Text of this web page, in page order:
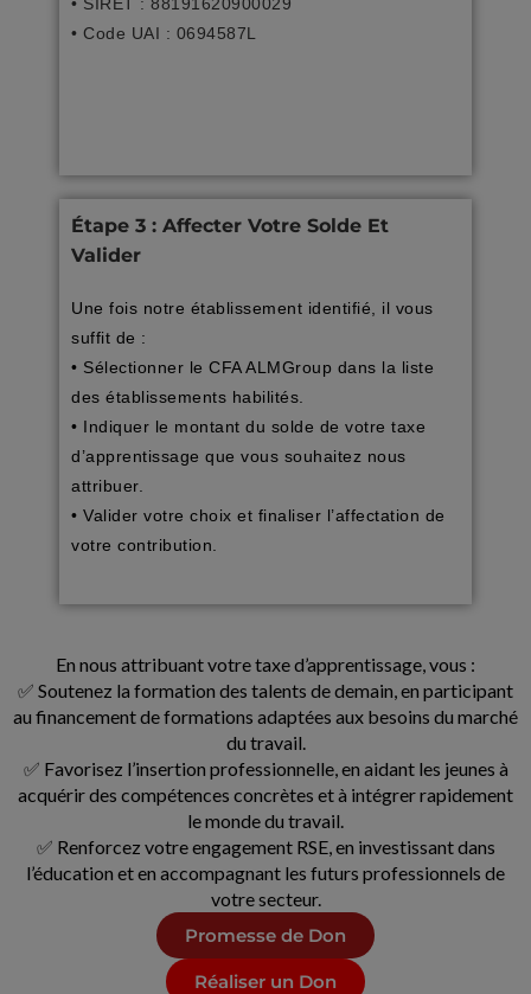
• Code UAI : 0694587L
Étape 3 : Affecter Votre Solde Et
Valider
Une fois notre établissement identifié, il vous
suffit de :
• Sélectionner le CFA ALMGroup dans la liste
des établissements habilités.
• Indiquer le montant du solde de votre taxe
d’apprentissage que vous souhaitez nous
attribuer.
• Valider votre choix et finaliser l’affectation de
votre contribution.
En nous attribuant votre taxe d’apprentissage, vous :
✅ Soutenez la formation des talents de demain, en participant
au financement de formations adaptées aux besoins du marché
du travail.
✅ Favorisez l’insertion professionnelle, en aidant les jeunes à
acquérir des compétences concrètes et à intégrer rapidement
le monde du travail.
✅ Renforcez votre engagement RSE, en investissant dans
l’éducation et en accompagnant les futurs professionnels de
votre secteur.
Promesse de Don
Réaliser un Don